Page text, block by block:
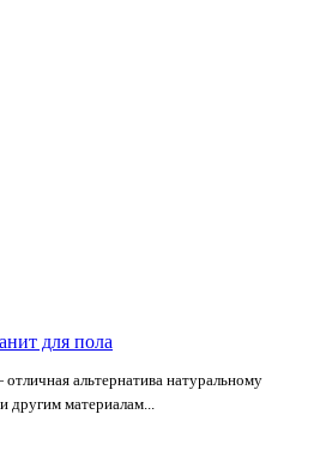
для пола
альтернатива натуральному
материалам...